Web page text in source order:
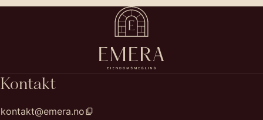
Kontakt
kontakt@emera.no